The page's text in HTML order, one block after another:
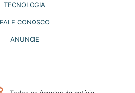
TECNOLOGIA
FALE CONOSCO
ANUNCIE